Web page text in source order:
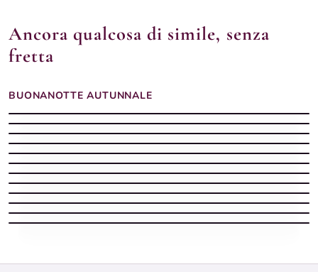
Ancora qualcosa di simile, senza
fretta
BUONANOTTE AUTUNNALE
Buonanotte Autunno silenziosa
Buonanotte serena
Buonanotte Autunno leggera
Buonanotte Autunno con sera stellata
Buonanotte Autunno con sera tranquilla
Buonanotte Autunno sognatrice
Buonanotte autunnale serena
Buonanotte Autunno serena
Buonanotte autunnale con pioggia e luce del lampione
Buonanotte Autunno vellutata
Buonanotte autunnale soffusa